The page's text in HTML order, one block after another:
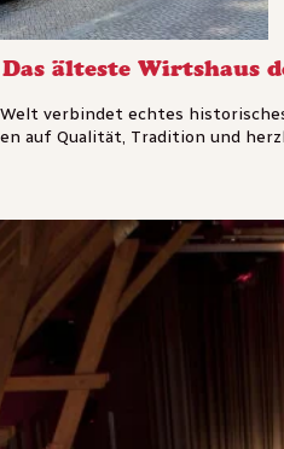
älteste Wirtshaus
verbindet echtes
auf Qualität, Tradition und